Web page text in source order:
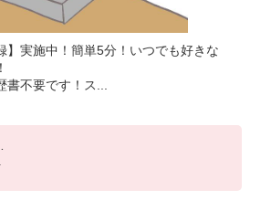
】実施中！簡単5分！いつでも好きな
書不要です！ス...
000円以上可能（月収例）（残業・休
が含まれています）